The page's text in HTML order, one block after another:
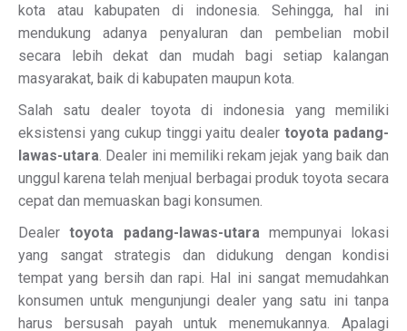
kota atau kabupaten di indonesia. Sehingga, hal ini
mendukung adanya penyaluran dan pembelian mobil
secara lebih dekat dan mudah bagi setiap kalangan
masyarakat, baik di kabupaten maupun kota.
Salah satu dealer toyota di indonesia yang memiliki
eksistensi yang cukup tinggi yaitu dealertoyota padang-
lawas-utara . Dealer ini memiliki rekam jejak yang baik dan
unggul karena telah menjual berbagai produk toyota secara
cepat dan memuaskan bagi konsumen.
Dealertoyota padang-lawas-utara mempunyai lokasi
yang sangat strategis dan didukung dengan kondisi
tempat yang bersih dan rapi. Hal ini sangat memudahkan
konsumen untuk mengunjungi dealer yang satu ini tanpa
harus bersusah payah untuk menemukannya. Apalagi